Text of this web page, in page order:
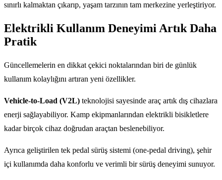
sınırlı kalmaktan çıkarıp, yaşam tarzının tam merkezine yerleştiriyor.
Elektrikli Kullanım Deneyimi Artık Daha
Pratik
Güncellemelerin en dikkat çekici noktalarından biri de günlük
kullanım kolaylığını artıran yeni özellikler.
Vehicle-to-Load (V2L) teknolojisi sayesinde araç artık dış cihazlara
enerji sağlayabiliyor. Kamp ekipmanlarından elektrikli bisikletlere
kadar birçok cihaz doğrudan araçtan beslenebiliyor.
Ayrıca geliştirilen tek pedal sürüş sistemi (one-pedal driving), şehir
içi kullanımda daha konforlu ve verimli bir sürüş deneyimi sunuyor.